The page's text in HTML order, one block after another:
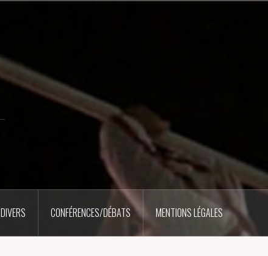
DIVERS CONFÉRENCES/DÉBATS MENTIONS LÉGALES